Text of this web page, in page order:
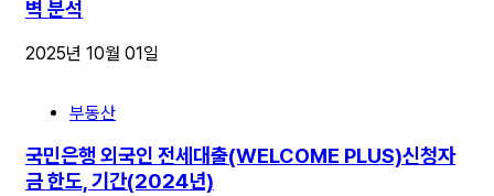
벽 분석
2025년 10월 01일
부동산
국민은행 외국인 전세대출(WELCOME PLUS)신청자
금 한도, 기간(2024년)